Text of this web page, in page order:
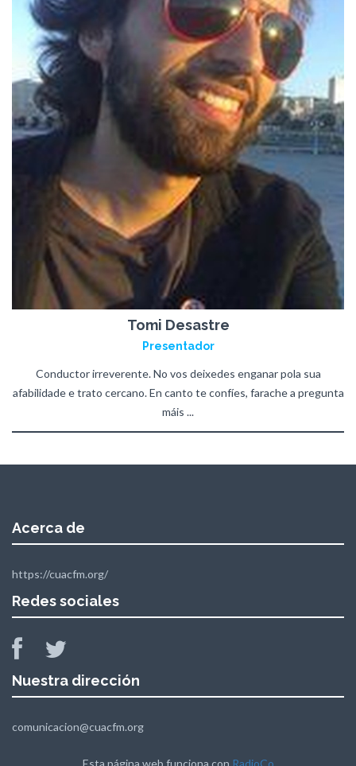
Tomi Desastre
Presentador
Conductor irreverente. No vos deixedes enganar pola sua
afabilidade e trato cercano. En canto te confíes, farache a pregunta
máis ...
Acerca de
https://cuacfm.org/
Redes sociales
Nuestra dirección
comunicacion@cuacfm.org
Esta página web funciona con RadioCo